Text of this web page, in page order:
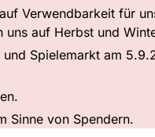
Verwendbarkeit für
uns auf Herbst und
Spielemarkt am
Sinne von Spendern.